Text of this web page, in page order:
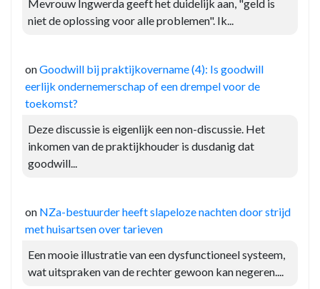
Mevrouw Ingwerda geeft het duidelijk aan, "geld is
niet de oplossing voor alle problemen". Ik...
onGoodwill bij praktijkovername (4): Is goodwill
eerlijk ondernemerschap of een drempel voor de
toekomst?
Deze discussie is eigenlijk een non-discussie. Het
inkomen van de praktijkhouder is dusdanig dat
goodwill...
on NZa-bestuurder heeft slapeloze nachten door strijd
met huisartsen over tarieven
Een mooie illustratie van een dysfunctioneel systeem,
wat uitspraken van de rechter gewoon kan negeren....